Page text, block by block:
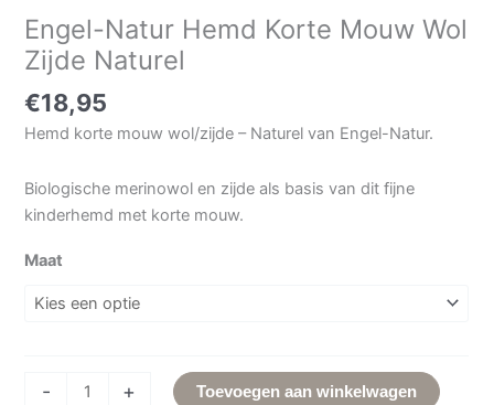
Engel-Natur Hemd Korte Mouw Wol
Zijde Naturel
€18,95
Hemd korte mouw wol/zijde – Naturel van Engel-Natur.
Biologische merinowol en zijde als basis van dit fijne
kinderhemd met korte mouw.
Maat
- + Toevoegen aan winkelwagen